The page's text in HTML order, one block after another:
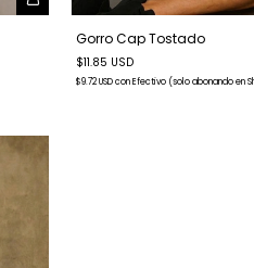
Gorro Cap Tostado
$11.85 USD
$9.72 USDconEfectivo (solo abonando en